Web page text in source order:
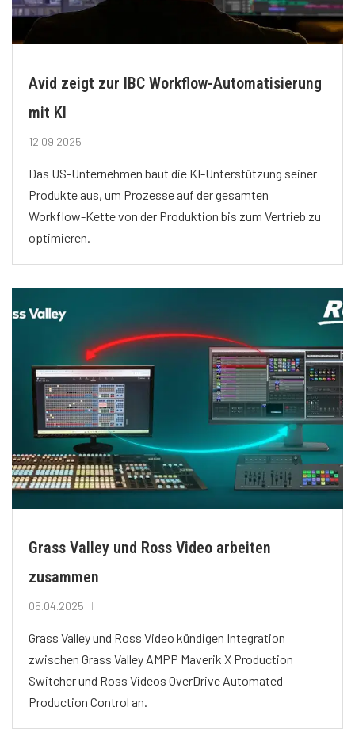
Avid zeigt zur IBC Workflow-Automatisierung
mit KI
12.09.2025
Das US-Unternehmen baut die KI-Unterstützung seiner
Produkte aus, um Prozesse auf der gesamten
Workflow-Kette von der Produktion bis zum Vertrieb zu
optimieren.
Grass Valley und Ross Video arbeiten
zusammen
05.04.2025
Grass Valley und Ross Video kündigen Integration
zwischen Grass Valley AMPP Maverik X Production
Switcher und Ross Videos OverDrive Automated
Production Control an.